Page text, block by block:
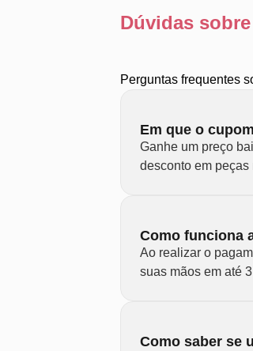
Dúvidas
Perguntas frequentes
Em que o
Ganhe um preço
desconto em
Como funciona
Ao realizar o
suas mãos em até
Como saber se